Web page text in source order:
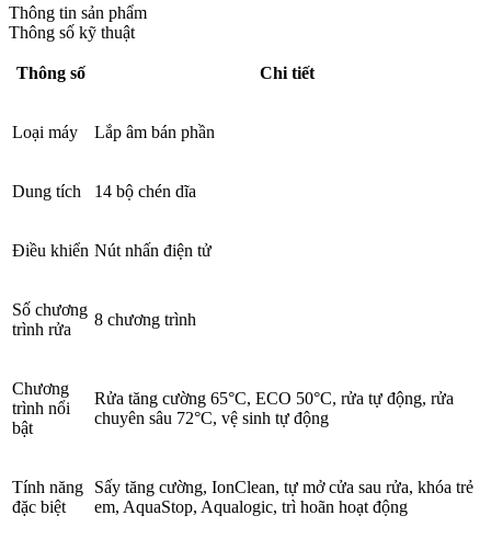
Thông tin sản phẩm
Thông số kỹ thuật
Thông số Chi tiết
Loại máy Lắp âm bán phần
Dung tích 14 bộ chén dĩa
Điều khiển Nút nhấn điện tử
Số chương
trình rửa
8 chương trình
Chương
trình nổi
bật
Rửa tăng cường 65°C, ECO 50°C, rửa tự động, rửa
chuyên sâu 72°C, vệ sinh tự động
Tính năng
đặc biệt
Sấy tăng cường, IonClean, tự mở cửa sau rửa, khóa trẻ
em, AquaStop, Aqualogic, trì hoãn hoạt động